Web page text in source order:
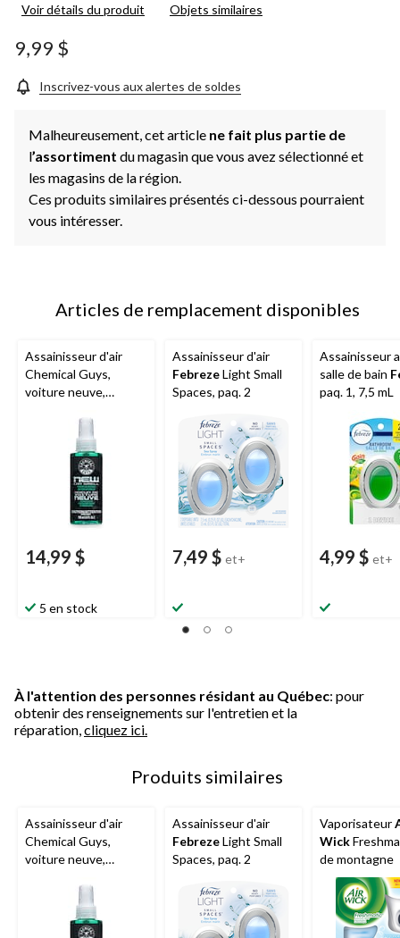
Voir détails du produit Objets similaires
9,99 $
Inscrivez-vous aux alertes de soldes
Malheureusement, cet article ne fait plus partie de
l’assortiment du magasin que vous avez sélectionné et
les magasins de la région.
Ces produits similaires présentés ci-dessous pourraient
vous intéresser.
Articles de remplacement disponibles
Assainisseur d'air
Chemical Guys,
voiture neuve,
14,99 $
5 en stock
Assainisseur d'air
FebrezeLight Small
Spaces, paq. 2
7,49 $ et+
Assainisseur
salle de bain
paq. 1, 7,5 mL
4,99 $ et+
À l'attention des personnes résidant au Québec: pour
obtenir des renseignements sur l'entretien et la
réparation, cliquez ici.
Produits similaires
Assainisseur d'air
Chemical Guys,
voiture neuve,
Assainisseur d'air
FebrezeLight Small
Spaces, paq. 2
Vaporisateur
Wick
de montagne